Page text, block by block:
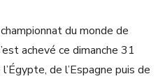
du monde de
achevé ce dimanche 31
de l’Espagne puis de